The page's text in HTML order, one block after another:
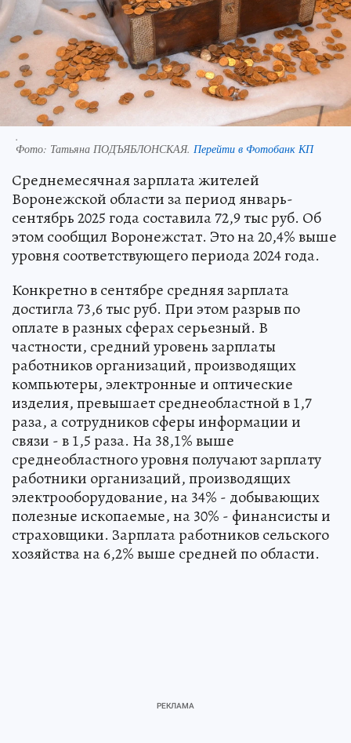
.
Фото: Татьяна ПОДЪЯБЛОНСКАЯ. Перейти в Фотобанк КП
Среднемесячная зарплата жителей
Воронежской области за период январь-
сентябрь 2025 года составила 72,9 тыс руб. Об
этом сообщил Воронежстат. Это на 20,4% выше
уровня соответствующего периода 2024 года.
Конкретно в сентябре средняя зарплата
достигла 73,6 тыс руб. При этом разрыв по
оплате в разных сферах серьезный. В
частности, средний уровень зарплаты
работников организаций, производящих
компьютеры, электронные и оптические
изделия, превышает среднеобластной в 1,7
раза, а сотрудников сферы информации и
связи - в 1,5 раза. На 38,1% выше
среднеобластного уровня получают зарплату
работники организаций, производящих
электрооборудование, на 34% - добывающих
полезные ископаемые, на 30% - финансисты и
страховщики. Зарплата работников сельского
хозяйства на 6,2% выше средней по области.